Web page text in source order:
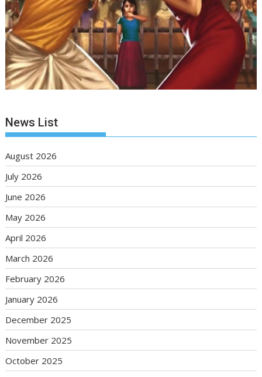
News List
August 2026
July 2026
June 2026
May 2026
April 2026
March 2026
February 2026
January 2026
December 2025
November 2025
October 2025